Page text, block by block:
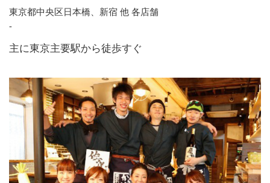
東京都中央区日本橋、新宿 他 各店舗
-
主に東京主要駅から徒歩すぐ